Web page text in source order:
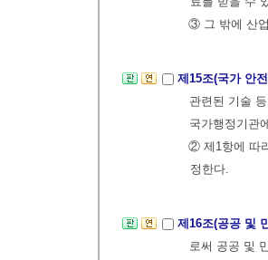
③ 그 밖에 산
제15조(국가 안
관련된 기술
국가행정기관
② 제1항에 따
정한다.
제16조(공공 및
로써 공공 및